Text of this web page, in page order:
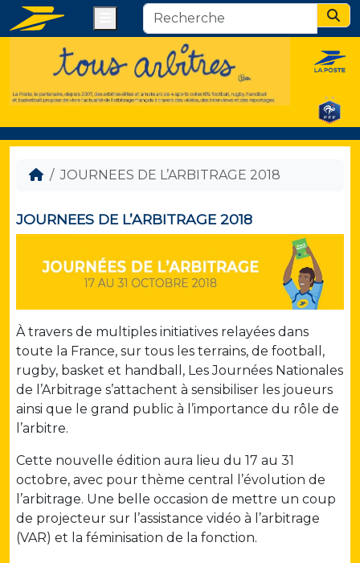
JOURNEES DE L’ARBITRAGE 2018
JOURNEES DE L’ARBITRAGE 2018
À travers de multiples initiatives relayées dans
toute la France, sur tous les terrains, de football,
rugby, basket et handball, Les Journées Nationales
de l’Arbitrage s’attachent à sensibiliser les joueurs
ainsi que le grand public à l’importance du rôle de
l’arbitre.
Cette nouvelle édition aura lieu du 17 au 31
octobre, avec pour thème central l’évolution de
l’arbitrage. Une belle occasion de mettre un coup
de projecteur sur l’assistance vidéo à l’arbitrage
(VAR) et la féminisation de la fonction.